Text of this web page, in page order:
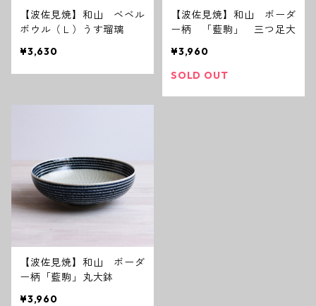
【波佐見焼】和山 ベベル
ボウル（Ｌ）うす瑠璃
¥3,630
【波佐見焼】和山 ボーダ
ー柄 「藍駒」 三つ足大
¥3,960
SOLD OUT
【波佐見焼】和山 ボーダ
ー柄「藍駒」丸大鉢
¥3,960